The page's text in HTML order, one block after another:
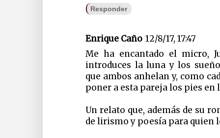
Responder
Enrique Caño 12/8/17, 17:47
Me ha encantado el micro,
introduces la luna y los
que ambos anhelan y, como
poner a esta pareja los pies en
Un relato que, además de su
de lirismo y poesía para quien